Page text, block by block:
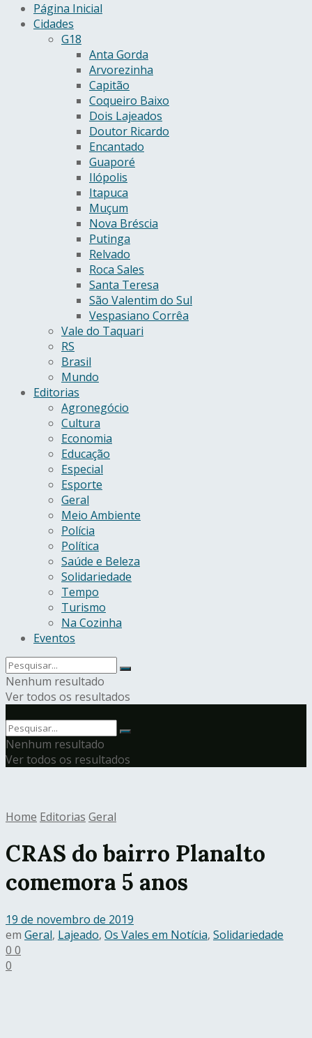
Página Inicial
Cidades
G18
Anta Gorda
Arvorezinha
Capitão
Coqueiro Baixo
Dois Lajeados
Doutor Ricardo
Encantado
Guaporé
Ilópolis
Itapuca
Muçum
Nova Bréscia
Putinga
Relvado
Roca Sales
Santa Teresa
São Valentim do Sul
Vespasiano Corrêa
Vale do Taquari
RS
Brasil
Mundo
Editorias
Agronegócio
Cultura
Economia
Educação
Especial
Esporte
Geral
Meio Ambiente
Polícia
Política
Saúde e Beleza
Solidariedade
Tempo
Turismo
Na Cozinha
Eventos
Nenhum resultado
Ver todos os resultados
Nenhum resultado
Ver todos os resultados
Home Editorias Geral
CRAS do bairro Planalto
comemora 5 anos
19 de novembro de 2019
em Geral, Lajeado, Os Vales em Notícia, Solidariedade
0 0
0